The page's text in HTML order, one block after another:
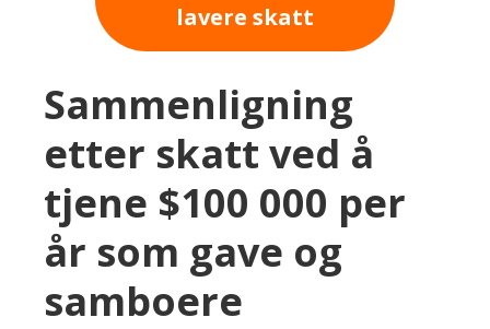
lavere skatt
Sammenligning
etter skatt ved å
tjene $100 000 per
år som gave og
samboere